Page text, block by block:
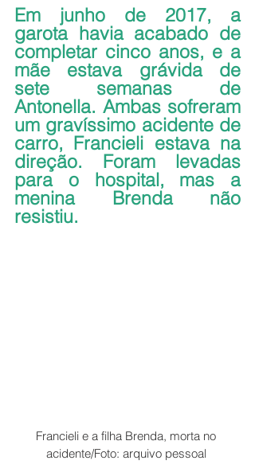
Em junho de 2017, a
garota havia acabado de
completar cinco anos, e a
mãe estava grávida de
sete semanas de
Antonella. Ambas sofreram
um gravíssimo acidente de
carro, Francieli estava na
direção. Foram levadas
para o hospital, mas a
menina Brenda não
resistiu.
Francieli e a filha Brenda, morta no
acidente/Foto: arquivo pessoal